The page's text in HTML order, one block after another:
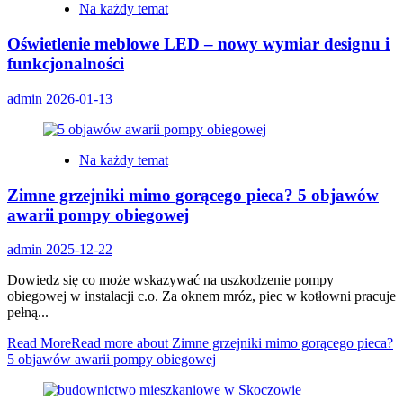
Na każdy temat
Oświetlenie meblowe LED – nowy wymiar designu i
funkcjonalności
admin 2026-01-13
Na każdy temat
Zimne grzejniki mimo gorącego pieca? 5 objawów
awarii pompy obiegowej
admin 2025-12-22
Dowiedz się co może wskazywać na uszkodzenie pompy
obiegowej w instalacji c.o. Za oknem mróz, piec w kotłowni pracuje
pełną...
Read MoreRead more about Zimne grzejniki mimo gorącego pieca?
5 objawów awarii pompy obiegowej